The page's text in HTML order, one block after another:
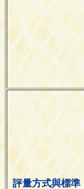
評量方式與標準